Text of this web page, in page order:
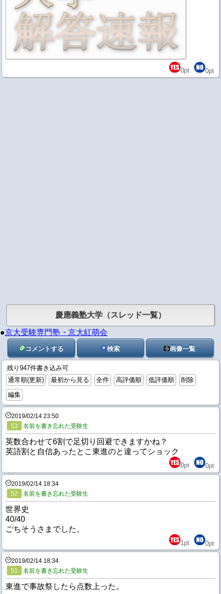
0pt 0pt
慶應義塾大学（スレッド一覧）
●京大受験専門塾・京大紅萌会
コメントする 検索 画像一覧
残り947件書き込み可
通常順(更新)
最初から見る 全件 高評価順 低評価順
削除
編集
2019/02/14 23:50
53
名前を書き忘れた受験生
英数合わせて6割で足切り回避できますかね？
英語割と自信あったとこ東進のと違ってショック
0pt 0pt
2019/02/14 18:34
52
名前を書き忘れた受験生
世界史
40/40
ごちそうさまでした。
1pt 0pt
2019/02/14 18:34
51
名前を書き忘れた受験生
東進で事故祭したら点数上った。